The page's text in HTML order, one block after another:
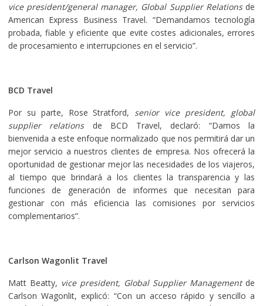
vice president/general manager, Global Supplier Relationsde
American Express Business Travel. “Demandamos tecnología
probada, fiable y eficiente que evite costes adicionales, errores
de procesamiento e interrupciones en el servicio”.
BCD Travel
Por su parte, Rose Stratford, senior vice president, global
supplier relationsde BCD Travel, declaró: “Damos la
bienvenida a este enfoque normalizado que nos permitirá dar un
mejor servicio a nuestros clientes de empresa. Nos ofrecerá la
oportunidad de gestionar mejor las necesidades de los viajeros,
al tiempo que brindará a los clientes la transparencia y las
funciones de generación de informes que necesitan para
gestionar con más eficiencia las comisiones por servicios
complementarios”.
Carlson Wagonlit Travel
Matt Beatty, vice president, Global Supplier Managementde
Carlson Wagonlit, explicó: “Con un acceso rápido y sencillo a